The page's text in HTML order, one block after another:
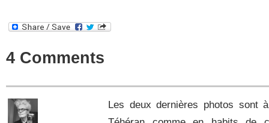
4 Comments
Les deux dernières photos